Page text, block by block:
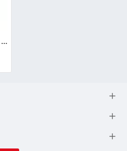
Refill Detergent lichid vase 99.7% ingrediente naturale Fresh Citrus (1000 ml), Mulieres